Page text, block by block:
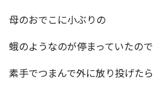
母のおでこに小ぶりの
蛾のようなのが停まっていたので
素手でつまんで外に放り投げたら